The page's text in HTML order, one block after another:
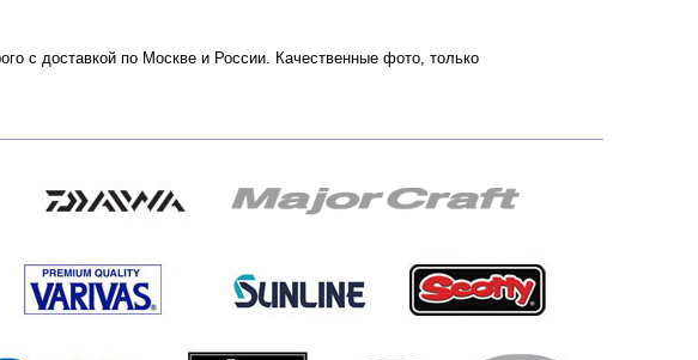
с доставкой по Москве и России. Качественные фото, только